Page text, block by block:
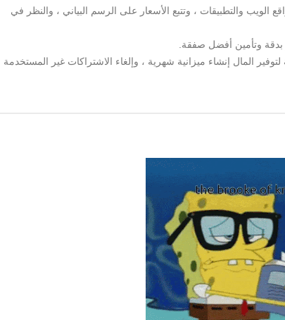
الويب والتطبيقات ، وتتبع الأسعار على الرسم البياني ، والنظر في
بدقة وتأمين أفضل صفقة.
المال إنشاء ميزانية شهرية ، وإلغاء الاشتراكات غير المستخدمة